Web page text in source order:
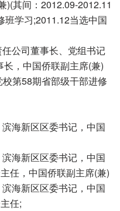
)(其间：2012.09-2012.11
班学习;2011.12当选中国
公司董事长、党组书记
，中国侨联副主席(兼)
第58期省部级干部进修
海新区区委书记，中国
海新区区委书记，中国
任，中国侨联副主席(兼)
海新区区委书记，中国
任;